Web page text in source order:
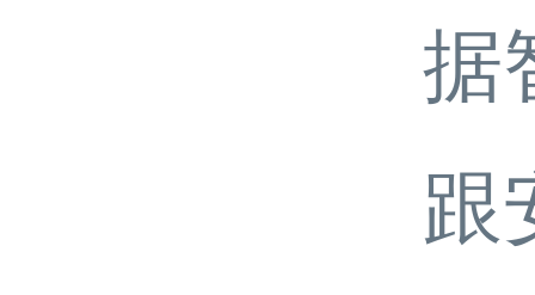
据
跟